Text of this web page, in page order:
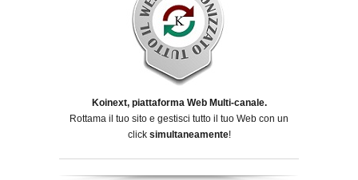
Koinext, piattaforma Web Multi-canale.
Rottama il tuo sito e gestisci tutto il tuo Web con un
click simultaneamente!